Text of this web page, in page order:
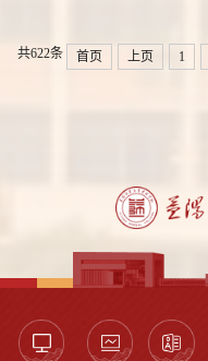
校长鲁良教授，党委委员、
建成，校团委书记、学生工
共622条 首页 上页 1